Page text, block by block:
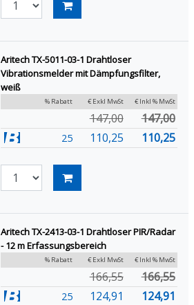
Aritech TX-5011-03-1 Drahtloser
Vibrationsmelder mit Dämpfungsfilter,
weiß
% Rabatt € Exkl MwSt € Inkl % MwSt
147,00 147,00
25 110,25 110,25
Aritech TX-2413-03-1 Drahtloser PIR/Radar
- 12 m Erfassungsbereich
% Rabatt € Exkl MwSt € Inkl % MwSt
166,55 166,55
25 124,91 124,91